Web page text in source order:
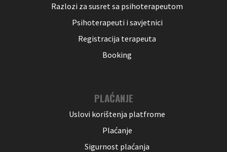
Razlozi za susret sa psihoterapeutom
Psihoterapeuti i savjetnici
Registracija terapeuta
Booking
PLAĆANJE
Uslovi korištenja platfrome
Plaćanje
Sigurnost plaćanja